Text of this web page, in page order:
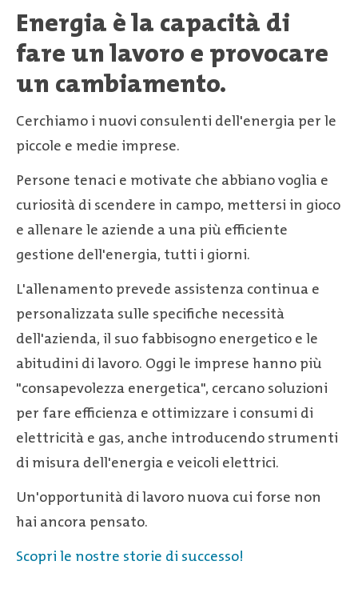
Energia è la capacità di
fare un lavoro e provocare
un cambiamento.
Cerchiamo i nuovi consulenti dell'energia per le
piccole e medie imprese.
Persone tenaci e motivate che abbiano voglia e
curiosità di scendere in campo, mettersi in gioco
e allenare le aziende a una più efficiente
gestione dell'energia, tutti i giorni.
L'allenamento prevede assistenza continua e
personalizzata sulle specifiche necessità
dell'azienda, il suo fabbisogno energetico e le
abitudini di lavoro. Oggi le imprese hanno più
"consapevolezza energetica", cercano soluzioni
per fare efficienza e ottimizzare i consumi di
elettricità e gas, anche introducendo strumenti
di misura dell'energia e veicoli elettrici.
Un'opportunità di lavoro nuova cui forse non
hai ancora pensato.
Scopri le nostre storie di successo!